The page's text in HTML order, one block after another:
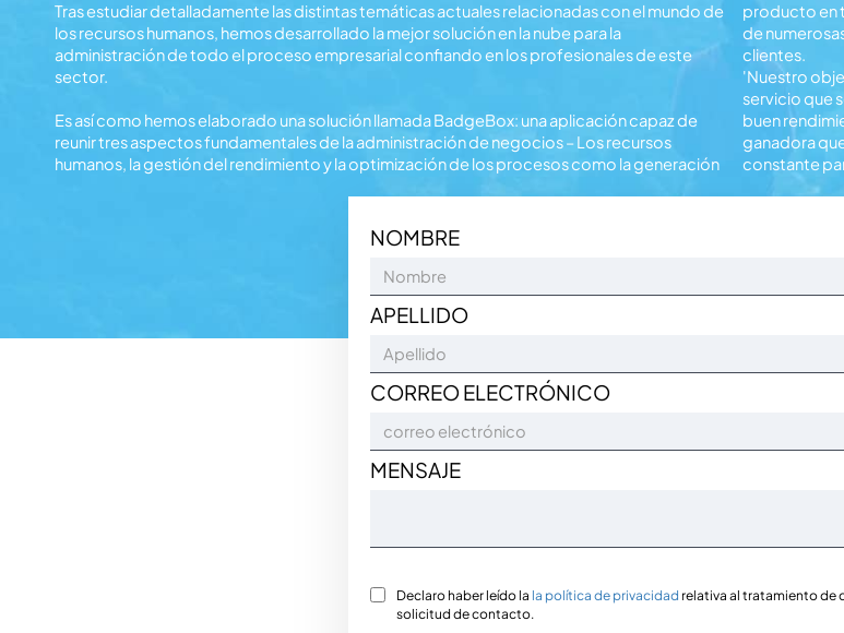
Tras estudiar detalladamente las distintas temáticas actuales relacionadas con el mundo de
los recursos humanos, hemos desarrollado la mejor solución en la nube para la
administración de todo el proceso empresarial confiando en los profesionales de este
sector.
Es así como hemos elaborado una solución llamada BadgeBox: una aplicación capaz de
reunir tres aspectos fundamentales de la administración de negocios – Los recursos
humanos, la gestión del rendimiento y la optimización de los procesos como la generación
producto en
de
clientes.
'Nuestro
servicio que
buen
ganadora
constante
NOMBRE
APELLIDO
CORREO ELECTRÓNICO
MENSAJE
Declaro haber leído la la política de privacidad relativa al tratamiento de
solicitud de contacto.